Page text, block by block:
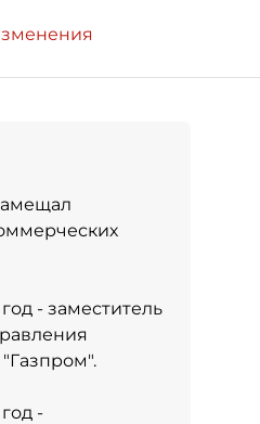
- заместитель
-